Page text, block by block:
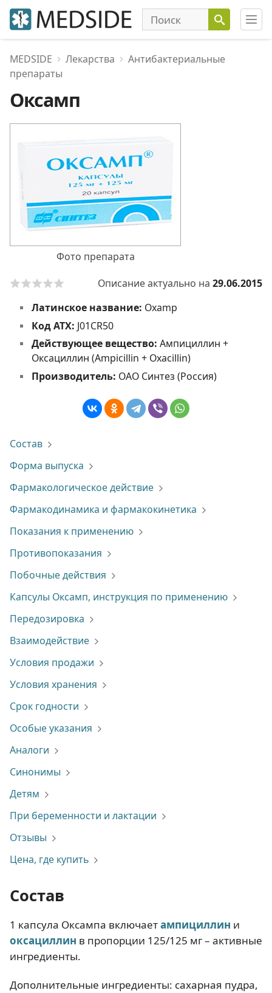
MEDSIDE Лекарства
Антибактериальные
препараты
Оксамп
Фото препарата
Описание актуально на 29.06.2015
Латинское название: Oxamp
Код АТХ: J01CR50
Действующее вещество: Ампициллин +
Оксациллин (Ampicillin + Oxacillin)
Производитель: ОАО Синтез (Россия)
Состав
Форма выпуска
Фармакологическое действие
Фармакодинамика и фармакокинетика
Показания к применению
Противопоказания
Побочные действия
Капсулы Оксамп, инструкция по применению
Передозировка
Взаимодействие
Условия продажи
Условия хранения
Срок годности
Особые указания
Аналоги
Синонимы
Детям
При беременности и лактации
Отзывы
Цена, где купить
Состав
1 капсула Оксампа включаетампициллин и
оксациллин в пропорции 125/125 мг – активные
ингредиенты.
Дополнительные ингредиенты: сахарная пудра,